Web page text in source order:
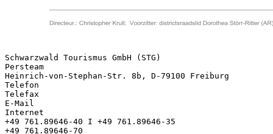
Schwarzwald Tourismus GmbH (STG)
Persteam
Heinrich-von-Stephan-Str. 8b, D-79100 Freiburg
Telefon
Telefax
E-Mail
Internet
+49 761.89646-40 I +49 761.89646-35